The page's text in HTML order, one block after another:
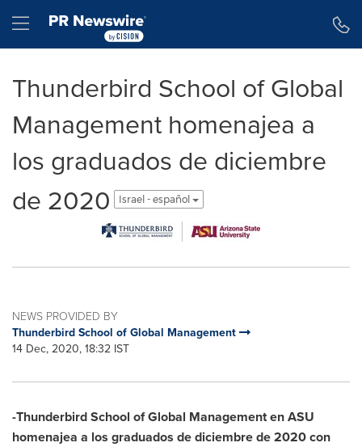
Hamburger menu
Thunderbird School of Global
Management homenajea a
los graduados de diciembre
de 2020
Israel - español
NEWS PROVIDED BY
Thunderbird School of Global Management
14 Dec, 2020, 18:32 IST
-Thunderbird School of Global Management en ASU
homenajea a los graduados de diciembre de 2020 con